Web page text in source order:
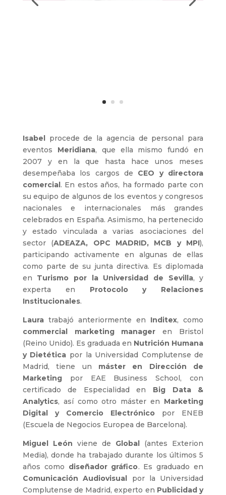
Isabelprocede de la agencia de personal para
eventos Meridiana, que ella mismo fundó en
2007 y en la que hasta hace unos meses
desempeñaba los cargos de CEO y directora
comercial. En estos años, ha formado parte con
su equipo de algunos de los eventos y congresos
nacionales e internacionales más grandes
celebrados en España. Asimismo, ha pertenecido
y estado vinculada a varias asociaciones del
sector (ADEAZA, OPC MADRID, MCB y MPI),
participando activamente en algunas de ellas
como parte de su junta directiva. Es diplomada
en Turismo por la Universidad de Sevilla, y
experta en Protocolo y Relaciones
Institucionales.
Lauratrabajó anteriormente en Inditex, como
commercial marketing manager en Bristol
(Reino Unido). Es graduada en Nutrición Humana
y Dietética por la Universidad Complutense de
Madrid, tiene un máster en Dirección de
Marketingpor EAE Business School, con
certificado de Especialidad en Big Data &
Analytics, así como otro máster en Marketing
Digital y Comercio Electrónico por ENEB
(Escuela de Negocios Europea de Barcelona).
Miguel León viene de Global (antes Exterion
Media), donde ha trabajado durante los últimos 5
años como diseñador gráfico. Es graduado en
Comunicación Audiovisual por la Universidad
Complutense de Madrid, experto en Publicidad y